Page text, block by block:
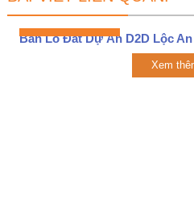
Bán Lô Đất Dự Án D2D Lộc
Xem